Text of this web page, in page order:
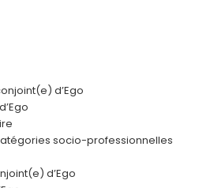
d’Ego
socio-professionnelles
d’Ego